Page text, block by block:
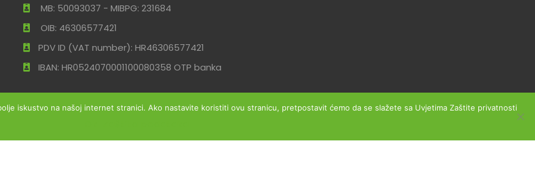
MB: 50093037 - MIBPG: 231684
OIB: 46306577421
PDV ID (VAT number): HR46306577421
IBAN: HR0524070001100080358 OTP banka
iskustvo na našoj internet stranici. Ako nastavite koristiti ovu stranicu, pretpostavit ćemo da se slažete sa Uvjetima Zaštite privatnosti